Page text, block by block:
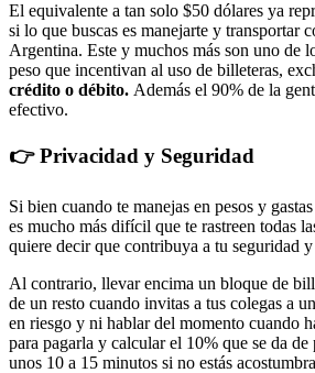
El equivalente a tan solo $50 dólares ya
si lo que buscas es manejarte y transportar
Argentina. Este y muchos más son uno de
peso que incentivan al uso de billeteras,
crédito o débito. Además el 90% de la
efectivo.
👉 Privacidad y Seguridad
Si bien cuando te manejas en pesos y
es mucho más difícil que te rastreen todas
quiere decir que contribuya a tu seguridad
Al contrario, llevar encima un bloque de
de un resto cuando invitas a tus colegas a
en riesgo y ni hablar del momento cuando
para pagarla y calcular el 10% que se da
unos 10 a 15 minutos si no estás